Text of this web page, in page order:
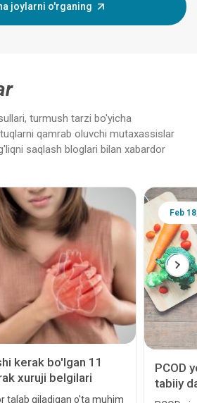
joylarni o'rganing
turmush tarzi bo'yicha
qamrab oluvchi mutaxassislar
saqlash bloglari bilan xabardor
kerak bo'lgan 11
xuruji belgilari
talab qiladigan o'ta muhim
Feb
PCOD
tabiiy